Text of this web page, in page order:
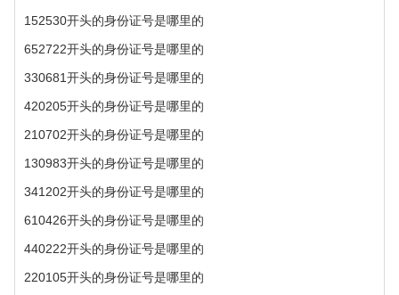
152530开头的身份证号是哪里的
652722开头的身份证号是哪里的
330681开头的身份证号是哪里的
420205开头的身份证号是哪里的
210702开头的身份证号是哪里的
130983开头的身份证号是哪里的
341202开头的身份证号是哪里的
610426开头的身份证号是哪里的
440222开头的身份证号是哪里的
220105开头的身份证号是哪里的